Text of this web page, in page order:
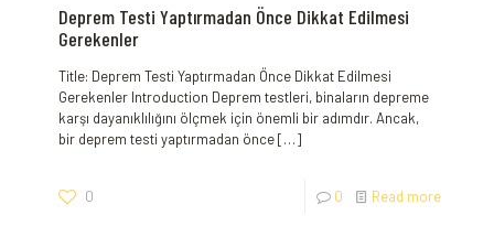
Deprem Testi Yaptırmadan Önce Dikkat Edilmesi
Gerekenler
Title: Deprem Testi Yaptırmadan Önce Dikkat Edilmesi
Gerekenler Introduction Deprem testleri, binaların depreme
karşı dayanıklılığını ölçmek için önemli bir adımdır. Ancak,
bir deprem testi yaptırmadan önce[…]
0 0 Read more